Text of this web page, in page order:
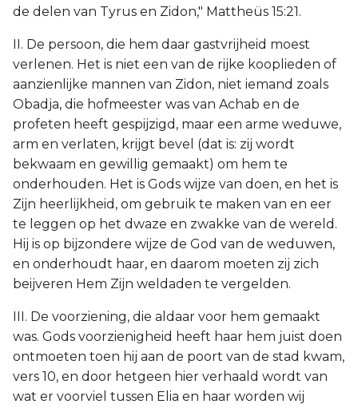
de delen van Tyrus en Zidon," Mattheüs 15:21.
II. De persoon, die hem daar gastvrijheid moest
verlenen. Het is niet een van de rijke kooplieden of
aanzienlijke mannen van Zidon, niet iemand zoals
Obadja, die hofmeester was van Achab en de
profeten heeft gespijzigd, maar een arme weduwe,
arm en verlaten, krijgt bevel (dat is: zij wordt
bekwaam en gewillig gemaakt) om hem te
onderhouden. Het is Gods wijze van doen, en het is
Zijn heerlijkheid, om gebruik te maken van en eer
te leggen op het dwaze en zwakke van de wereld.
Hij is op bijzondere wijze de God van de weduwen,
en onderhoudt haar, en daarom moeten zij zich
beijveren Hem Zijn weldaden te vergelden.
III. De voorziening, die aldaar voor hem gemaakt
was. Gods voorzienigheid heeft haar hem juist doen
ontmoeten toen hij aan de poort van de stad kwam,
vers 10, en door hetgeen hier verhaald wordt van
wat er voorviel tussen Elia en haar worden wij